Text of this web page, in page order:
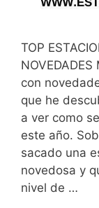
TOP
con
que he
a ver como
este año.
sacado una
novedosa y
nivel de …